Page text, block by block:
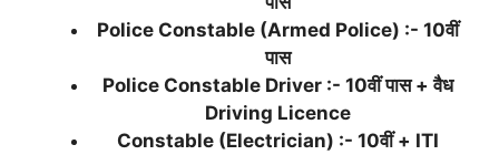
Police Constable (Armed Police) :- 10वीं
पास
Police Constable Driver :- 10वीं पास + वैध
Driving Licence
Constable (Electrician) :- 10वीं + ITI